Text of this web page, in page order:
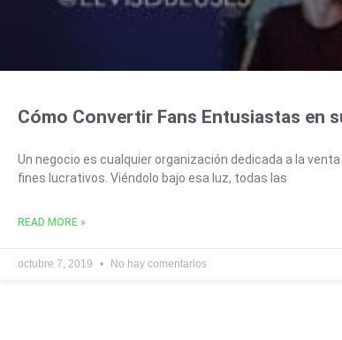
Cómo Convertir Fans Entusiastas en
Un negocio es cualquier organización dedicada a la
fines lucrativos. Viéndolo bajo esa luz, todas las
READ MORE »
octubre 7, 2019 No hay comentarios